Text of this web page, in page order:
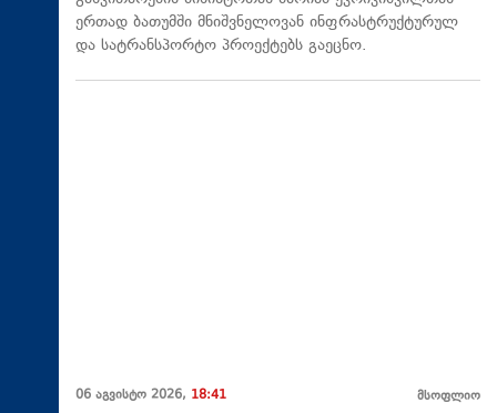
ერთად ბათუმში მნიშვნელოვან ინფრასტრუქტურულ
და სატრანსპორტო პროექტებს გაეცნო.
06 აგვისტო 2026, 18:41 მსოფლიო